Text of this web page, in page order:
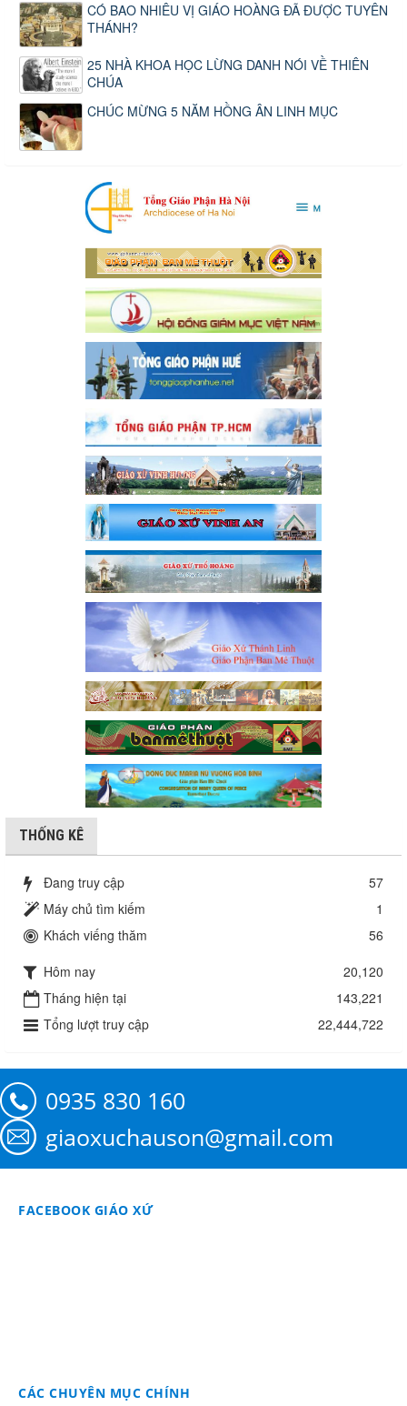
CÓ BAO NHIÊU VỊ GIÁO HOÀNG ĐÃ ĐƯỢC TUYÊN
THÁNH?
25 NHÀ KHOA HỌC LỪNG DANH NÓI VỀ THIÊN
CHÚA
CHÚC MỪNG 5 NĂM HỒNG ÂN LINH MỤC
THỐNG KÊ
Đang truy cập
57
Máy chủ tìm kiếm
1
Khách viếng thăm
56
Hôm nay
20,120
Tháng hiện tại
143,221
Tổng lượt truy cập
22,444,722
0935 830 160
giaoxuchauson@gmail.com
FACEBOOK GIÁO XỨ
CÁC CHUYÊN MỤC CHÍNH